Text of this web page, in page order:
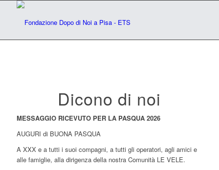
Dicono di noi
MESSAGGIO RICEVUTO PER LA PASQUA 2026
AUGURI di BUONA PASQUA
A XXX e a tutti i suoi compagni, a tutti gli operatori, agli amici e
alle famiglie, alla dirigenza della nostra Comunità LE VELE.